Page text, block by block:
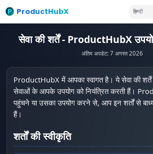
ProductHubX हिन्दी
सेवा की शर्तें - ProductHubX
अंतिम अपडेट: 7 अगस्त 2026
ProductHubX में आपका स्वागत है। ये सेवा की शर्तें
सेवाओं के आपके उपयोग को नियंत्रित करती हैं।
पहुंचने या उसका उपयोग करने से, आप इन शर्तों से
हैं।
शर्तों की स्वीकृति